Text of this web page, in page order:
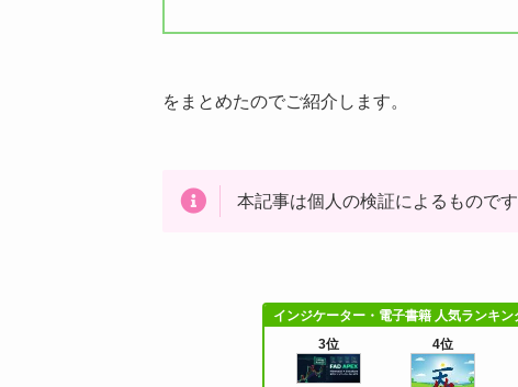
をまとめたのでご紹介します。
本記事は個人の検証によるものです